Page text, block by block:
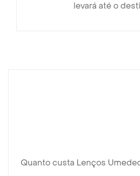
levará até o
Quanto custa Lenços